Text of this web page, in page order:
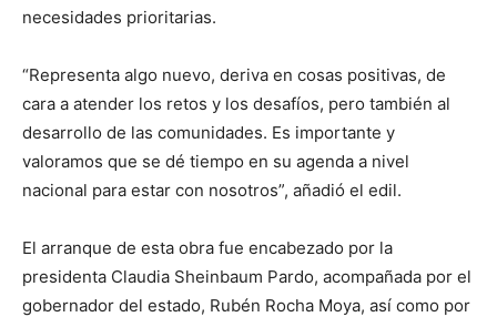
necesidades prioritarias.
“Representa algo nuevo, deriva en cosas positivas, de
cara a atender los retos y los desafíos, pero también al
desarrollo de las comunidades. Es importante y
valoramos que se dé tiempo en su agenda a nivel
nacional para estar con nosotros”, añadió el edil.
El arranque de esta obra fue encabezado por la
presidenta Claudia Sheinbaum Pardo, acompañada por el
gobernador del estado, Rubén Rocha Moya, así como por